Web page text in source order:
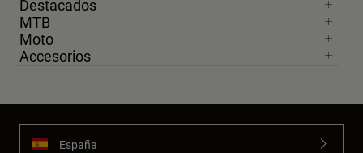
Destacados
MTB
Moto
Accesorios
España